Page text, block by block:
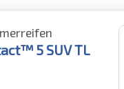
5 SUV TL